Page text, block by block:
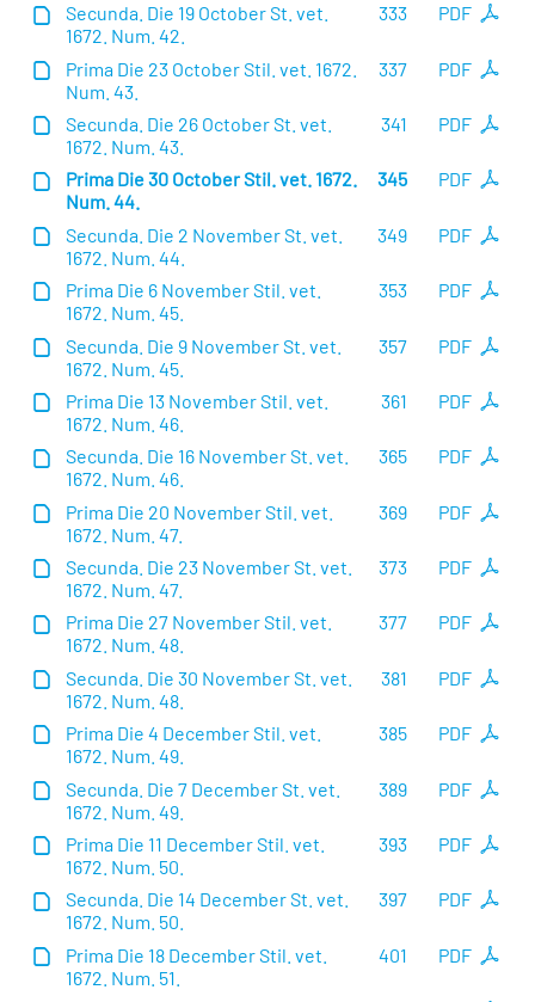
PDF
333
Secunda. Die 19 October St. vet.
1672. Num. 42.
PDF
337
Prima Die 23 October Stil. vet. 1672.
Num. 43.
PDF
341
Secunda. Die 26 October St. vet.
1672. Num. 43.
PDF
345
Prima Die 30 October Stil. vet. 1672.
Num. 44.
PDF
349
Secunda. Die 2 November St. vet.
1672. Num. 44.
PDF
353
Prima Die 6 November Stil. vet.
1672. Num. 45.
PDF
357
Secunda. Die 9 November St. vet.
1672. Num. 45.
PDF
361
Prima Die 13 November Stil. vet.
1672. Num. 46.
PDF
365
Secunda. Die 16 November St. vet.
1672. Num. 46.
PDF
369
Prima Die 20 November Stil. vet.
1672. Num. 47.
PDF
373
Secunda. Die 23 November St. vet.
1672. Num. 47.
PDF
377
Prima Die 27 November Stil. vet.
1672. Num. 48.
PDF
381
Secunda. Die 30 November St. vet.
1672. Num. 48.
PDF
385
Prima Die 4 December Stil. vet.
1672. Num. 49.
PDF
389
Secunda. Die 7 December St. vet.
1672. Num. 49.
PDF
393
Prima Die 11 December Stil. vet.
1672. Num. 50.
PDF
397
Secunda. Die 14 December St. vet.
1672. Num. 50.
PDF
401
Prima Die 18 December Stil. vet.
1672. Num. 51.